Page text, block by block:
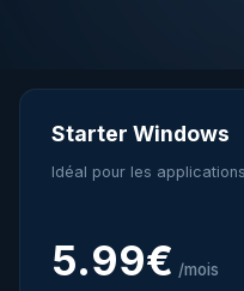
Starter Windows
Idéal pour les
5.99€ /mois